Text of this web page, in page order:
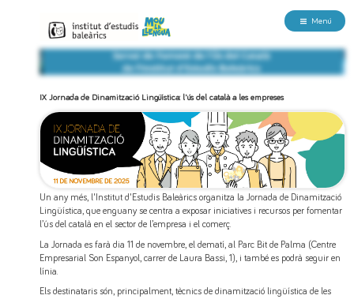
Menú
IX Jornada de Dinamització Lingüística: l'ús del català a les empreses
Un any més, l'Institut d'Estudis Baleàrics organitza la Jornada de Dinamització
Lingüística, que enguany se centra a exposar iniciatives i recursos per fomentar
l’ús del català en el sector de l’empresa i el comerç.
La Jornada es farà dia 11 de novembre, el dematí, al Parc Bit de Palma (Centre
Empresarial Son Espanyol, carrer de Laura Bassi, 1), i també es podrà seguir en
línia.
Els destinataris són, principalment, tècnics de dinamització lingüística de les